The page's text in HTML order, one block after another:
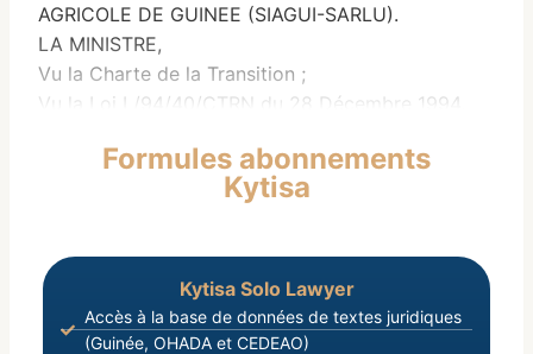
AGRICOLE DE GUINEE (SIAGUI-SARLU).
LA MINISTRE,
Vu la Charte de la Transition ;
Vu la Loi L/94/40/CTRN du 28 Décembre 1994,
la Liberté des Prix;
Vu la Loi L/2018/025/AN du 03 Juillet 2018,
Publique ;
Formules abonnements
Kytisa
Kytisa Solo Lawyer
Accès à la base de données de textes juridiques
(Guinée, OHADA et CEDEAO)